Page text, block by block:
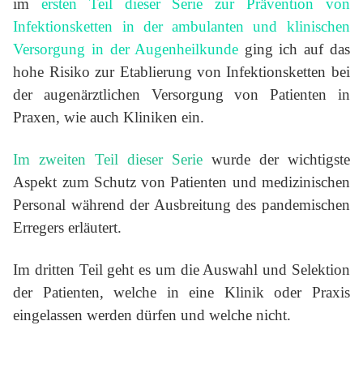
imersten Teil dieser Serie zur Prävention von
Infektionsketten in der ambulanten und klinischen
Versorgung in der Augenheilkunde ging ich auf das
hohe Risiko zur Etablierung von Infektionsketten bei
der augenärztlichen Versorgung von Patienten in
Praxen, wie auch Kliniken ein.
Im zweiten Teil dieser Seriewurde der wichtigste
Aspekt zum Schutz von Patienten und medizinischen
Personal während der Ausbreitung des pandemischen
Erregers erläutert.
Im dritten Teil geht es um die Auswahl und Selektion
der Patienten, welche in eine Klinik oder Praxis
eingelassen werden dürfen und welche nicht.